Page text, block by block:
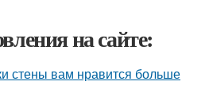
на сайте:
стены вам нравится больше